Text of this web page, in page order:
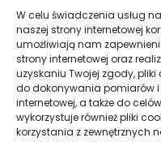
W celu świadczenia usług
naszej strony internetowej
umożliwiają nam
strony internetowej oraz
uzyskaniu Twojej zgody,
do dokonywania pomiarów
internetowej, a także do
wykorzystuje również pliki
korzystania z zewnętrznych
9 kwietnia 2021
Sprzęty
musisz
29